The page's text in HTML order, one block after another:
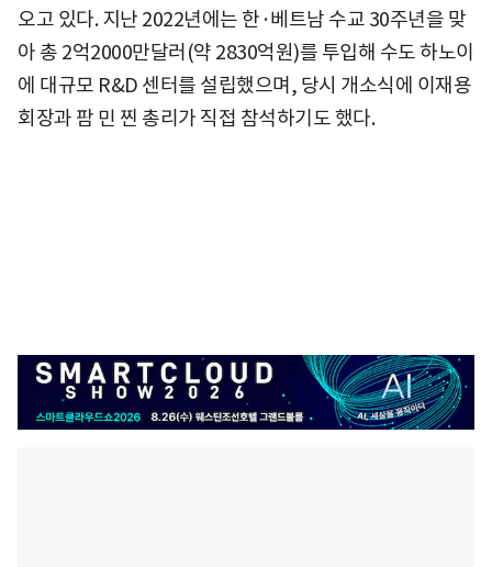
오고 있다. 지난 2022년에는 한·베트남 수교 30주년을 맞
아 총 2억2000만달러(약 2830억원)를 투입해 수도 하노이
에 대규모 R&D 센터를 설립했으며, 당시 개소식에 이재용
회장과 팜 민 찐 총리가 직접 참석하기도 했다.